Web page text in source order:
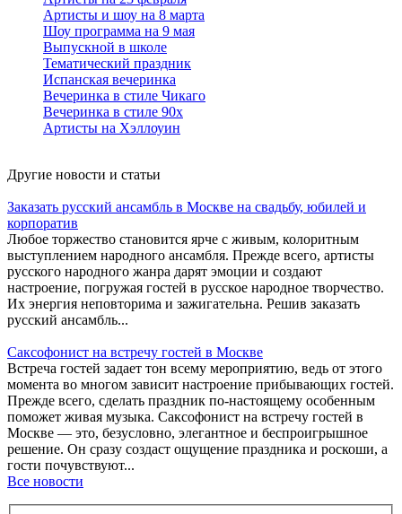
Артисты и шоу на 8 марта
Шоу программа на 9 мая
Выпускной в школе
Тематический праздник
Испанская вечеринка
Вечеринка в стиле Чикаго
Вечеринка в стиле 90х
Артисты на Хэллоуин
Другие новости и статьи
Заказать русский ансамбль в Москве на свадьбу, юбилей и
корпоратив
Любое торжество становится ярче с живым, колоритным
выступлением народного ансамбля. Прежде всего, артисты
русского народного жанра дарят эмоции и создают
настроение, погружая гостей в русское народное творчество.
Их энергия неповторима и зажигательна. Решив заказать
русский ансамбль...
Саксофонист на встречу гостей в Москве
Встреча гостей задает тон всему мероприятию, ведь от этого
момента во многом зависит настроение прибывающих гостей.
Прежде всего, сделать праздник по-настоящему особенным
поможет живая музыка. Саксофонист на встречу гостей в
Москве — это, безусловно, элегантное и беспроигрышное
решение. Он сразу создаст ощущение праздника и роскоши, а
гости почувствуют...
Все новости